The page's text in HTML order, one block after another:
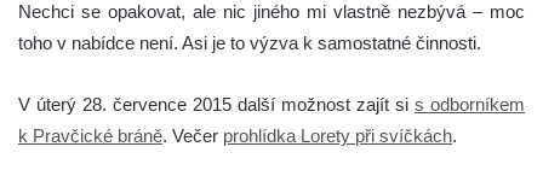
Nechci se opakovat, ale nic jiného mi vlastně nezbývá – moc
toho v nabídce není. Asi je to výzva k samostatné činnosti.
V úterý 28. července 2015 další možnost zajít si s odborníkem
k Pravčické bráně. Večer prohlídka Lorety při svíčkách.